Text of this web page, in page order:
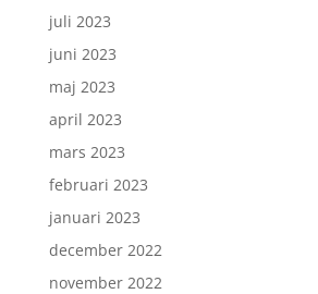
juli 2023
juni 2023
maj 2023
april 2023
mars 2023
februari 2023
januari 2023
december 2022
november 2022